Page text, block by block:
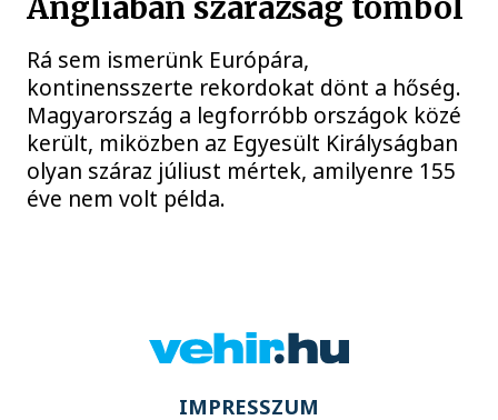
Angliában szárazság tombol
Rá sem ismerünk Európára,
kontinensszerte rekordokat dönt a hőség.
Magyarország a legforróbb országok közé
került, miközben az Egyesült Királyságban
olyan száraz júliust mértek, amilyenre 155
éve nem volt példa.
IMPRESSZUM